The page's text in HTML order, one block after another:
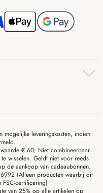
mogelijke leveringskosten, indien
€ 60; Niet combineerbaar
wisselen. Geldt niet voor reeds
de aankoop van cadeaubonnen.
(Alleen producten waarbij dit
FSC-certificering)
van 25% op alle artikelen op